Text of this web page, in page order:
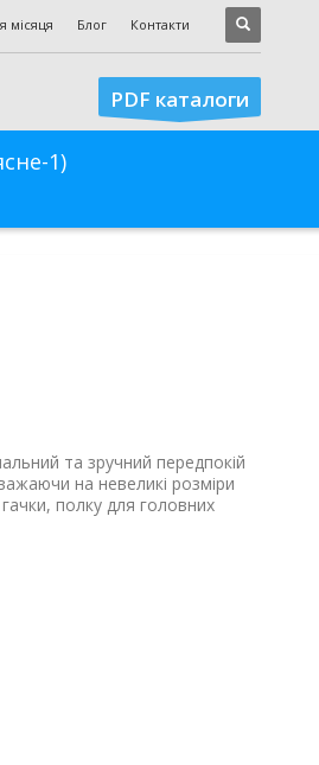
місяця Блог Контакти
PDF каталоги
1)
та зручний передпокій
на невеликі розміри
полку для головних